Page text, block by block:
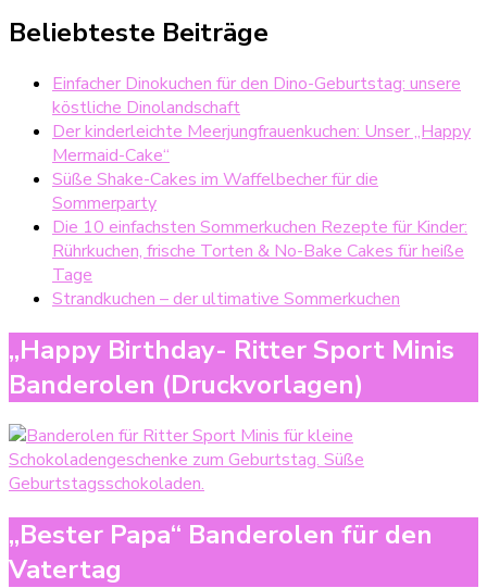
Beliebteste Beiträge
Einfacher Dinokuchen für den Dino-Geburtstag: unsere
köstliche Dinolandschaft
Der kinderleichte Meerjungfrauenkuchen: Unser „Happy
Mermaid-Cake“
Süße Shake-Cakes im Waffelbecher für die
Sommerparty
Die 10 einfachsten Sommerkuchen Rezepte für Kinder:
Rührkuchen, frische Torten & No-Bake Cakes für heiße
Tage
Strandkuchen – der ultimative Sommerkuchen
„Happy Birthday- Ritter Sport Minis
Banderolen (Druckvorlagen)
„Bester Papa“ Banderolen für den
Vatertag